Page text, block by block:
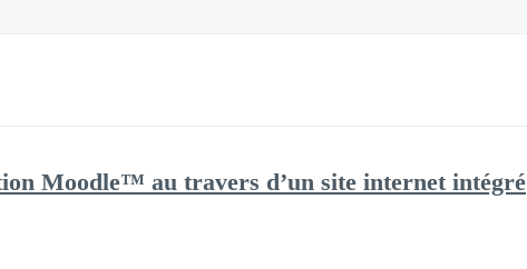
Moodle™ au travers d’un site internet intégré